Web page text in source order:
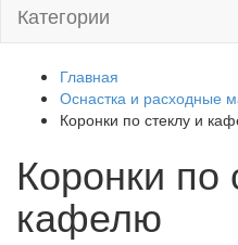
Категории
Главная
Оснастка и расходные
Коронки по стеклу и
Коронки по
кафелю